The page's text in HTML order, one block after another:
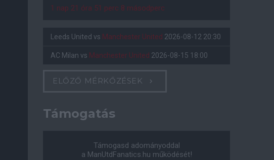
1 nap 21 óra 51 perc 7 másodperc
Leeds United vs Manchester United 2026-08-12 20:30
AC Milan vs Manchester United 2026-08-15 18:00
ELŐZŐ MÉRKŐZÉSEK
Támogatás
Támogasd adományoddal
a ManUtdFanatics.hu működését!